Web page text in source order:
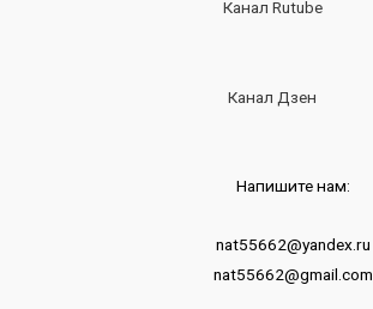
Канал Rutube
Канал Дзен
Напишите нам:
nat55662@yandex.ru
nat55662@gmail.com